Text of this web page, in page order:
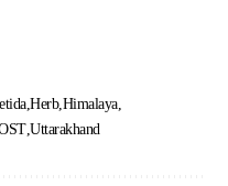
Herb Himalaya
Uttarakhand